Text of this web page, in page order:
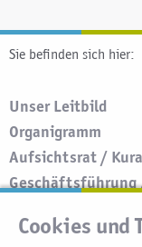
Sie befinden sich hier:
Unser Leitbild
Organigramm
Aufsichtsrat /
Cookies und